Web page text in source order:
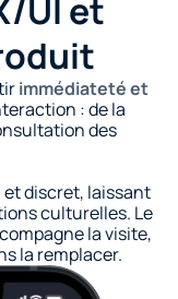
UI et
immédiateté et
: de la
des
discret, laissant
culturelles. Le
la visite,
la remplacer.